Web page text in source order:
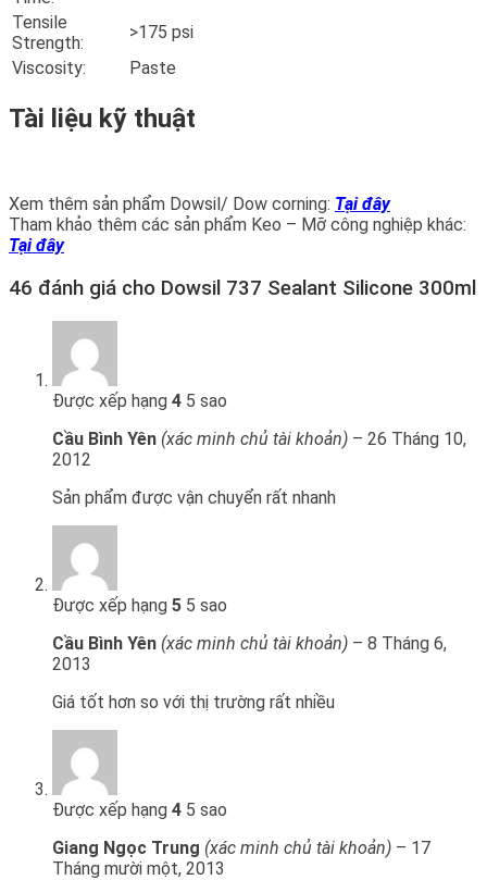
Tensile
Strength:
>175 psi
Viscosity:
Paste
Tài liệu kỹ thuật
Xem thêm sản phẩm Dowsil/ Dow corning: Tại đây
Tham khảo thêm các sản phẩm Keo – Mỡ công nghiệp khác:
Tại đây
46 đánh giá cho Dowsil 737 Sealant Silicone 300ml
Được xếp hạng 4 5 sao
Cầu Bình Yên (xác minh chủ tài khoản) – 26 Tháng 10,
2012
Sản phẩm được vận chuyển rất nhanh
Được xếp hạng 5 5 sao
Cầu Bình Yên (xác minh chủ tài khoản) – 8 Tháng 6,
2013
Giá tốt hơn so với thị trường rất nhiều
Được xếp hạng 4 5 sao
Giang Ngọc Trung (xác minh chủ tài khoản) – 17
Tháng mười một, 2013